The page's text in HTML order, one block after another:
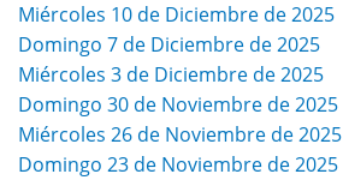
Miércoles 10 de Diciembre de 2025
Domingo 7 de Diciembre de 2025
Miércoles 3 de Diciembre de 2025
Domingo 30 de Noviembre de 2025
Miércoles 26 de Noviembre de 2025
Domingo 23 de Noviembre de 2025